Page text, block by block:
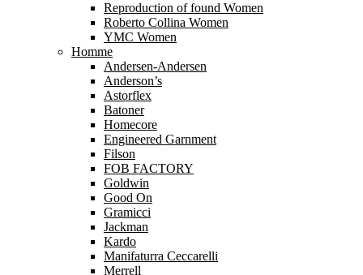
Reproduction of found Women
Roberto Collina Women
YMC Women
Homme
Andersen-Andersen
Anderson’s
Astorflex
Batoner
Homecore
Engineered Garnment
Filson
FOB FACTORY
Goldwin
Good On
Gramicci
Jackman
Kardo
Manifaturra Ceccarelli
Merrell